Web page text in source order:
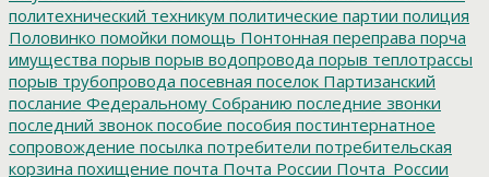
политехнический техникум политические партии полиция
Половинко помойки помощь Понтонная переправа порча
имущества порыв порыв водопровода порыв теплотрассы
порыв трубопровода посевная поселок Партизанский
послание Федеральному Собранию последние звонки
последний звонок пособие пособия постинтернатное
сопровождение посылка потребители потребительская
корзина похищение почта Почта России Почта_России